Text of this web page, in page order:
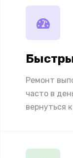
Ремонт
часто в
вернуться